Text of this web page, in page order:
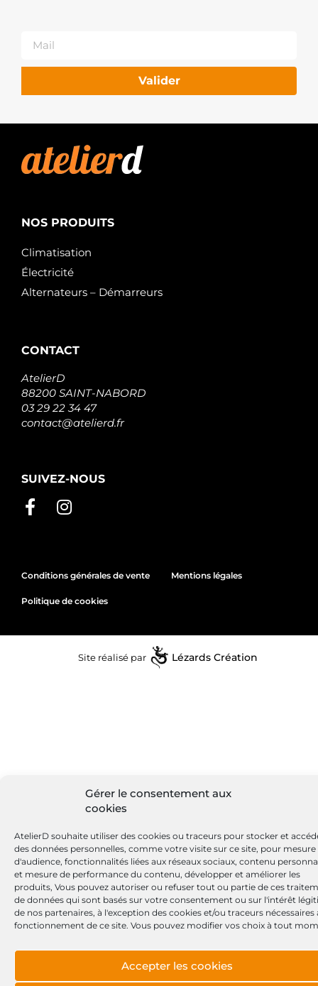
Gérer le consentement aux
cookies
AtelierD souhaite utiliser des cookies ou traceurs pour stocker et
des données personnelles, comme votre visite sur ce site, pour mesure
d'audience, fonctionnalités liées aux réseaux sociaux, contenu
et mesure de performance du contenu, développer et améliorer les
produits, Vous pouvez autoriser ou refuser tout ou partie de ces
de données qui sont basés sur votre consentement ou sur l'intérêt
de nos partenaires, à l'exception des cookies et/ou traceurs nécessaires
fonctionnement de ce site. Vous pouvez modifier vos choix à tout
Accepter les cookies
Valider
NOS PRODUITS
Climatisation
Électricité
Alternateurs – Démarreurs
CONTACT
AtelierD
88200 SAINT-NABORD
03 29 22 34 47
contact@atelierd.fr
SUIVEZ-NOUS
Conditions générales de vente Mentions légales
Politique de cookies
Site réalisé par Lézards Création